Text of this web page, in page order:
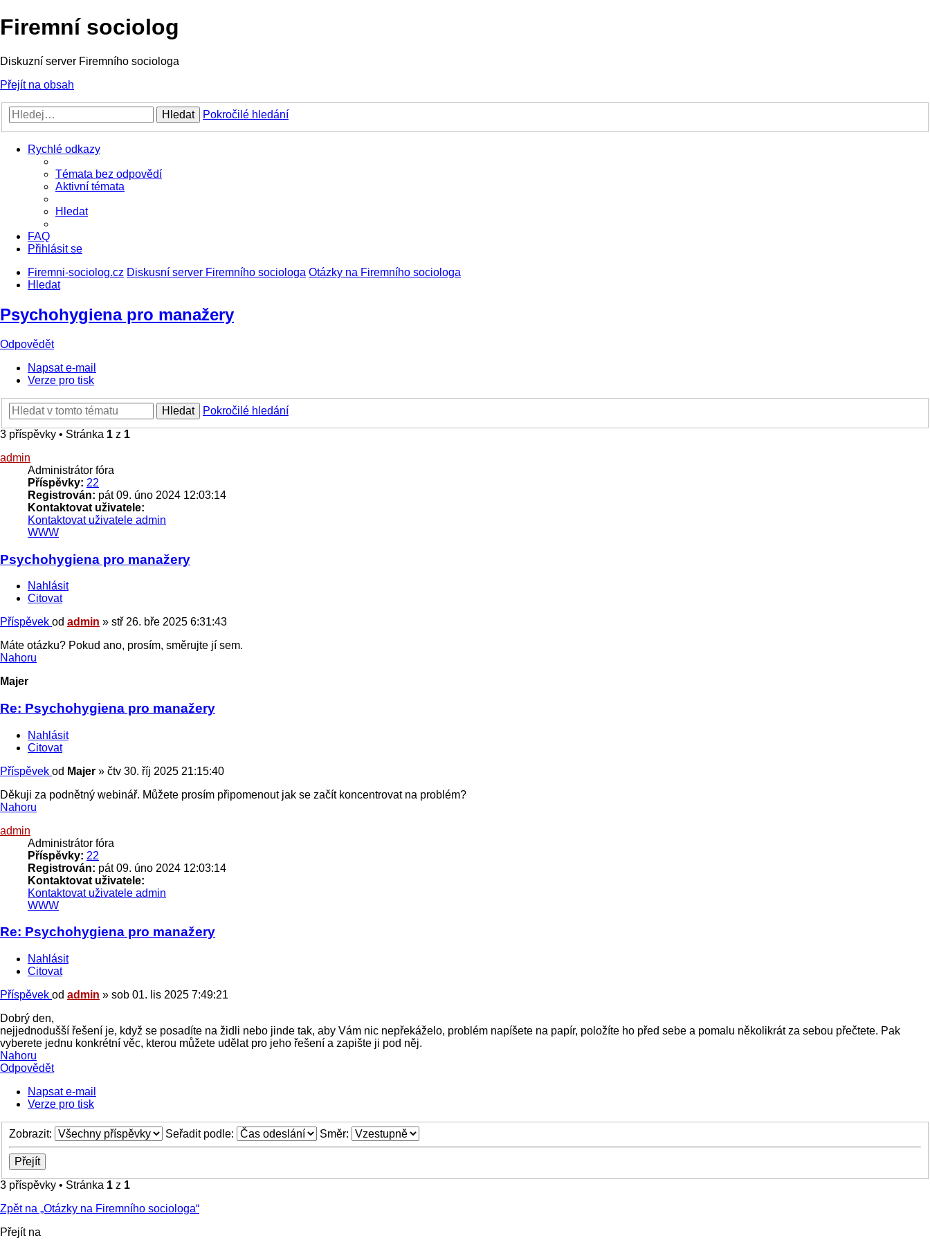
Firemní sociolog
Diskuzní server Firemního sociologa
Přejít na obsah
Hledat Pokročilé hledání
Rychlé odkazy
Témata bez odpovědí
Aktivní témata
Hledat
FAQ
Přihlásit se
Firemni-sociolog.cz Diskusní server Firemního sociologa Otázky na Firemního sociologa
Hledat
Psychohygiena pro manažery
Odpovědět
Napsat e-mail
Verze pro tisk
Hledat
Pokročilé hledání
3 příspěvky • Stránka 1 z 1
admin
Administrátor fóra
Příspěvky: 22
Registrován: pát 09. úno 2024 12:03:14
Kontaktovat uživatele:
Kontaktovat uživatele admin
WWW
Psychohygiena pro manažery
Nahlásit
Citovat
Příspěvek od admin » stř 26. bře 2025 6:31:43
Máte otázku? Pokud ano, prosím, směrujte jí sem.
Nahoru
Majer
Re: Psychohygiena pro manažery
Nahlásit
Citovat
Příspěvek od Majer » čtv 30. říj 2025 21:15:40
Děkuji za podnětný webinář. Můžete prosím připomenout jak se začít koncentrovat na problém?
Nahoru
admin
Administrátor fóra
Příspěvky: 22
Registrován: pát 09. úno 2024 12:03:14
Kontaktovat uživatele:
Kontaktovat uživatele admin
WWW
Re: Psychohygiena pro manažery
Nahlásit
Citovat
Příspěvek od admin » sob 01. lis 2025 7:49:21
Dobrý den,
nejjednodušší řešení je, když se posadíte na židli nebo jinde tak, aby Vám nic nepřekáželo, problém napíšete na papír, položíte ho před sebe a pomalu několikrát za sebou přečtete. Pak
vyberete jednu konkrétní věc, kterou můžete udělat pro jeho řešení a zapište ji pod něj.
Nahoru
Odpovědět
Napsat e-mail
Verze pro tisk
Zobrazit: Seřadit podle: Směr:
3 příspěvky • Stránka 1 z 1
Zpět na „Otázky na Firemního sociologa“
Přejít na